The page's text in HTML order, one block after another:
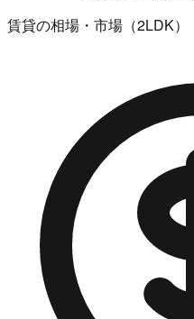
賃貸の相場・市場（2LDK）